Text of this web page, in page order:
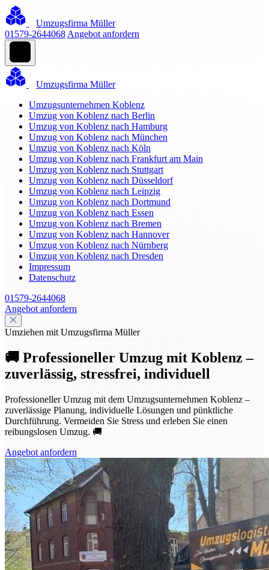
Umzugsfirma Müller
01579-2644068 Angebot anfordern
Umzugsfirma Müller
Umzugsunternehmen Koblenz
Umzug von Koblenz nach Berlin
Umzug von Koblenz nach Hamburg
Umzug von Koblenz nach München
Umzug von Koblenz nach Köln
Umzug von Koblenz nach Frankfurt am Main
Umzug von Koblenz nach Stuttgart
Umzug von Koblenz nach Düsseldorf
Umzug von Koblenz nach Leipzig
Umzug von Koblenz nach Dortmund
Umzug von Koblenz nach Essen
Umzug von Koblenz nach Bremen
Umzug von Koblenz nach Hannover
Umzug von Koblenz nach Nürnberg
Umzug von Koblenz nach Dresden
Impressum
Datenschutz
01579-2644068
Angebot anfordern
Umziehen mit Umzugsfirma Müller
🚚 Professioneller Umzug mit Koblenz –
zuverlässig, stressfrei, individuell
Professioneller Umzug mit dem Umzugsunternehmen Koblenz –
zuverlässige Planung, individuelle Lösungen und pünktliche
Durchführung. Vermeiden Sie Stress und erleben Sie einen
reibungslosen Umzug. 🚚
Angebot anfordern